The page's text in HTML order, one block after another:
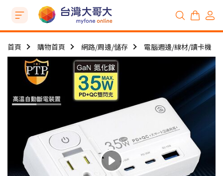
首頁 購物首頁 網路/周邊/儲存 電腦週邊/線材/讀卡機